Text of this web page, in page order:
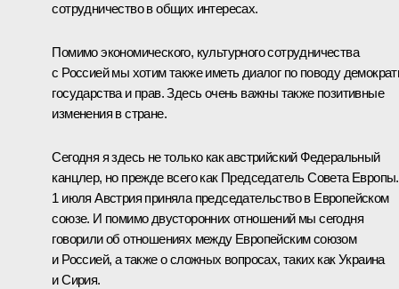
сотрудничество в общих интересах.
Помимо экономического, культурного сотрудничества
с Россией мы хотим также иметь диалог по поводу
государства и прав. Здесь очень важны также позитивные
изменения в стране.
Сегодня я здесь не только как австрийский Федеральный
канцлер, но прежде всего как Председатель Совета Европы.
1 июля Австрия приняла председательство в Европейском
союзе. И помимо двусторонних отношений мы сегодня
говорили об отношениях между Европейским союзом
и Россией, а также о сложных вопросах, таких как Украина
и Сирия.